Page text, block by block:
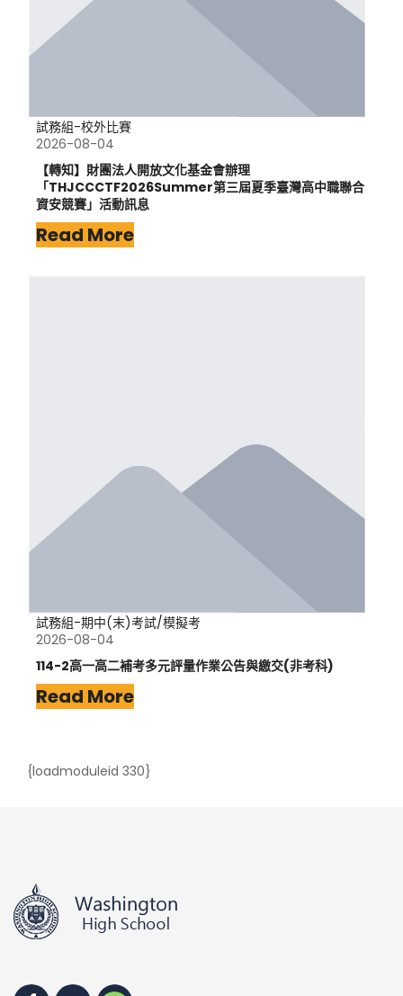
試務組-校外比賽
2026-08-04
【轉知】財團法人開放文化基金會辦理
「THJCCCTF2026Summer第三屆夏季臺灣高中職聯合
資安競賽」活動訊息
Read More
試務組-期中(末)考試/模擬考
2026-08-04
114-2高一高二補考多元評量作業公告與繳交(非考科)
Read More
{loadmoduleid 330}